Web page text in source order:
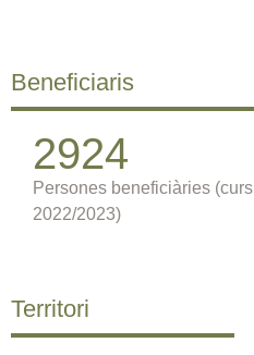
Beneficiaris
2924
Persones beneficiàries (curs
2022/2023)
Territori